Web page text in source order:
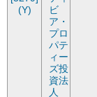
(Y)
ビ
ア・
プロ
パテ
ィー
ズ投
資法
人